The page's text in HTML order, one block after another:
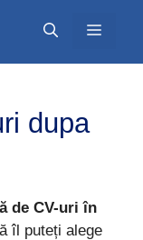
Меню
dupa
de CV-uri în
îl puteți alege